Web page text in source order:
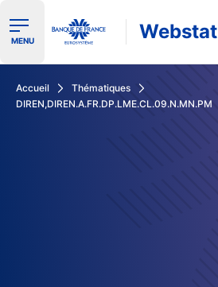
Ouvrir le menu de navigation
MENU Webstat
Accueil
Thématiques
DIREN,DIREN.A.FR.DP.LME.CL.09.N.MN.PM